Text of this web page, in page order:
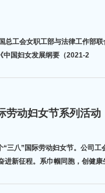
工会女职工部与法律工作部
中国妇女发展纲要（2021-2
劳动妇女节系列活动
八”国际劳动妇女节。公司
新征程。系巾帼同胞，创健